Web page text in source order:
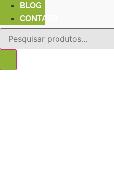
BLOG
CONTATO
Pesquisar
produtos